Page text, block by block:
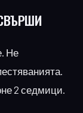
Не
2 седмици.